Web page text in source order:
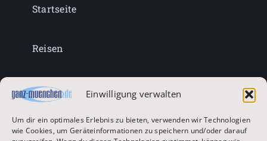
Einwilligung verwalten
Um dir ein optimales Erlebnis zu bieten, verwenden wir Technologien
wie Cookies, um Geräteinformationen zu speichern und/oder darauf
Startseite
Reisen
Lifestyle
Entertainment